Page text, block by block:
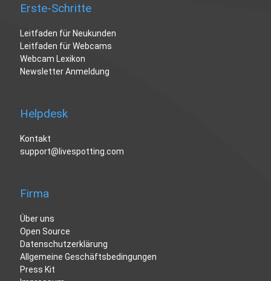
Erste-Schritte
Leitfaden für Neukunden
Leitfaden für Webcams
Webcam Lexikon
Newsletter Anmeldung
Helpdesk
Kontakt
support@livespotting.com
Firma
Über uns
Open Source
Datenschutzerklärung
Allgemeine Geschäftsbedingungen
Press Kit